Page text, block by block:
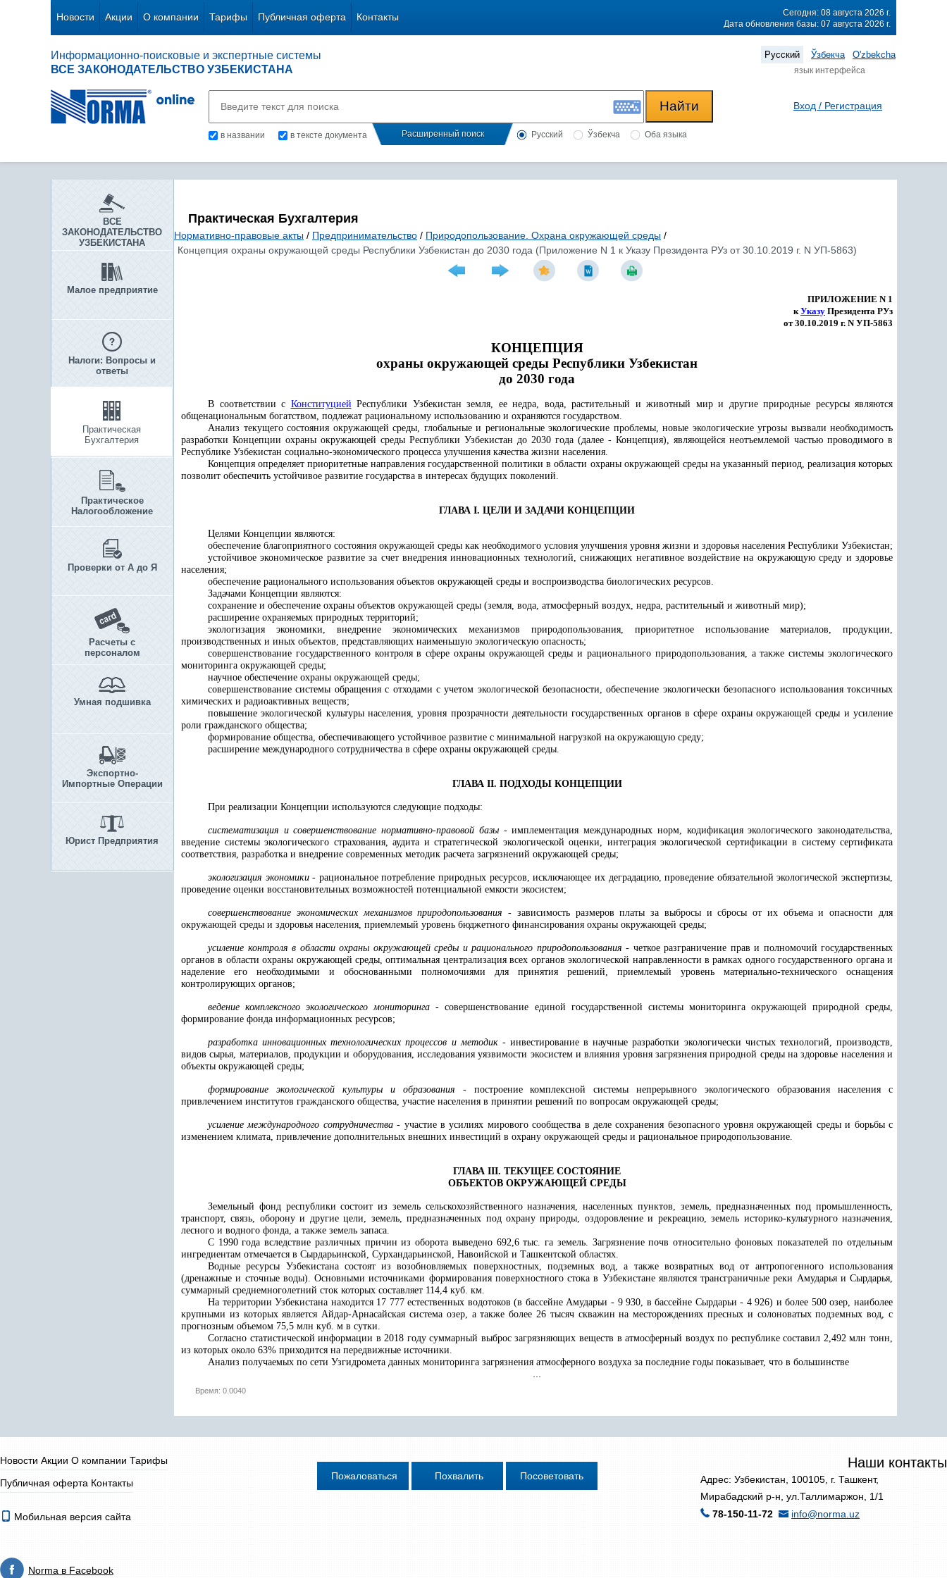
Новости Акции О компании Тарифы Публичная оферта Контакты
Сегодня: 08 августа 2026 г.
Дата обновления базы: 07 августа 2026 г.
Информационно-поисковые и экспертные системы
ВСЕ ЗАКОНОДАТЕЛЬСТВО УЗБЕКИСТАНА
Русский Ўзбекча O'zbekcha
язык интерфейса
в названии в тексте документа Расширенный поиск Русский Ўзбекча Оба языка
Вход / Регистрация
ВСЕ
ЗАКОНОДАТЕЛЬСТВО
УЗБЕКИСТАНА
Малое предприятие
Налоги: Вопросы и
ответы
Практическая
Бухгалтерия
Практическое
Налогообложение
Проверки от А до Я
Расчеты с
персоналом
Умная подшивка
Экспортно-
Импортные Операции
Юрист Предприятия
Практическая Бухгалтерия
Нормативно-правовые акты / Предпринимательство / Природопользование. Охрана окружающей среды /
Концепция охраны окружающей среды Республики Узбекистан до 2030 года (Приложение N 1 к Указу Президента РУз от 30.10.2019 г. N УП-5863)
ПРИЛОЖЕНИЕ N 1
кУказу Президента РУз
от 30.10.2019 г. N УП-5863
КОНЦЕПЦИЯ
охраны окружающей среды Республики Узбекистан
до 2030 года
В соответствии с Конституцией Республики Узбекистан земля, ее недра, вода, растительный и животный мир и другие природные ресурсы являются
общенациональным богатством, подлежат рациональному использованию и охраняются государством.
Анализ текущего состояния окружающей среды, глобальные и региональные экологические проблемы, новые экологические угрозы вызвали необходимость
разработки Концепции охраны окружающей среды Республики Узбекистан до 2030 года (далее - Концепция), являющейся неотъемлемой частью проводимого в
Республике Узбекистан социально-экономического процесса улучшения качества жизни населения.
Концепция определяет приоритетные направления государственной политики в области охраны окружающей среды на указанный период, реализация которых
позволит обеспечить устойчивое развитие государства в интересах будущих поколений.
ГЛАВА I. ЦЕЛИ И ЗАДАЧИ КОНЦЕПЦИИ
Целями Концепции являются:
обеспечение благоприятного состояния окружающей среды как необходимого условия улучшения уровня жизни и здоровья населения Республики Узбекистан;
устойчивое экономическое развитие за счет внедрения инновационных технологий, снижающих негативное воздействие на окружающую среду и здоровье
населения;
обеспечение рационального использования объектов окружающей среды и воспроизводства биологических ресурсов.
Задачами Концепции являются:
сохранение и обеспечение охраны объектов окружающей среды (земля, вода, атмосферный воздух, недра, растительный и животный мир);
расширение охраняемых природных территорий;
экологизация экономики, внедрение экономических механизмов природопользования, приоритетное использование материалов, продукции,
производственных и иных объектов, представляющих наименьшую экологическую опасность;
совершенствование государственного контроля в сфере охраны окружающей среды и рационального природопользования, а также системы экологического
мониторинга окружающей среды;
научное обеспечение охраны окружающей среды;
совершенствование системы обращения с отходами с учетом экологической безопасности, обеспечение экологически безопасного использования токсичных
химических и радиоактивных веществ;
повышение экологической культуры населения, уровня прозрачности деятельности государственных органов в сфере охраны окружающей среды и усиление
роли гражданского общества;
формирование общества, обеспечивающего устойчивое развитие с минимальной нагрузкой на окружающую среду;
расширение международного сотрудничества в сфере охраны окружающей среды.
ГЛАВА II. ПОДХОДЫ КОНЦЕПЦИИ
При реализации Концепции используются следующие подходы:
систематизация и совершенствование нормативно-правовой базы -имплементация международных норм, кодификация экологического законодательства,
введение системы экологического страхования, аудита и стратегической экологической оценки, интеграция экологической сертификации в систему сертификата
соответствия, разработка и внедрение современных методик расчета загрязнений окружающей среды;
экологизация экономики - рациональное потребление природных ресурсов, исключающее их деградацию, проведение обязательной экологической экспертизы,
проведение оценки восстановительных возможностей потенциальной емкости экосистем;
совершенствование экономических механизмов природопользования - зависимость размеров платы за выбросы и сбросы от их объема и опасности для
окружающей среды и здоровья населения, приемлемый уровень бюджетного финансирования охраны окружающей среды;
усиление контроля в области охраны окружающей среды и рационального природопользования - четкое разграничение прав и полномочий государственных
органов в области охраны окружающей среды, оптимальная централизация всех органов экологической направленности в рамках одного государственного органа и
наделение его необходимыми и обоснованными полномочиями для принятия решений, приемлемый уровень материально-технического оснащения
контролирующих органов;
ведение комплексного экологического мониторинга -совершенствование единой государственной системы мониторинга окружающей природной среды,
формирование фонда информационных ресурсов;
разработка инновационных технологических процессов и методик - инвестирование в научные разработки экологически чистых технологий, производств,
видов сырья, материалов, продукции и оборудования, исследования уязвимости экосистем и влияния уровня загрязнения природной среды на здоровье населения и
объекты окружающей среды;
формирование экологической культуры и образования - построение комплексной системы непрерывного экологического образования населения с
привлечением институтов гражданского общества, участие населения в принятии решений по вопросам окружающей среды;
усиление международного сотрудничества - участие в усилиях мирового сообщества в деле сохранения безопасного уровня окружающей среды и борьбы с
изменением климата, привлечение дополнительных внешних инвестиций в охрану окружающей среды и рациональное природопользование.
ГЛАВА III. ТЕКУЩЕЕ СОСТОЯНИЕ
ОБЪЕКТОВ ОКРУЖАЮЩЕЙ СРЕДЫ
Земельный фонд республики состоит из земель сельскохозяйственного назначения, населенных пунктов, земель, предназначенных под промышленность,
транспорт, связь, оборону и другие цели, земель, предназначенных под охрану природы, оздоровление и рекреацию, земель историко-культурного назначения,
лесного и водного фонда, а также земель запаса.
С 1990 года вследствие различных причин из оборота выведено 692,6 тыс. га земель. Загрязнение почв относительно фоновых показателей по отдельным
ингредиентам отмечается в Сырдарьинской, Сурхандарьинской, Навоийской и Ташкентской областях.
Водные ресурсы Узбекистана состоят из возобновляемых поверхностных, подземных вод, а также возвратных вод от антропогенного использования
(дренажные и сточные воды). Основными источниками формирования поверхностного стока в Узбекистане являются трансграничные реки Амударья и Сырдарья,
суммарный среднемноголетний сток которых составляет 114,4 куб. км.
На территории Узбекистана находится 17 777 естественных водотоков (в бассейне Амударьи - 9 930, в бассейне Сырдарьи - 4 926) и более 500 озер, наиболее
крупными из которых является Айдар-Арнасайская система озер, а также более 26 тысяч скважин на месторождениях пресных и солоноватых подземных вод, с
прогнозным объемом 75,5 млн куб. м в сутки.
Согласно статистической информации в 2018 году суммарный выброс загрязняющих веществ в атмосферный воздух по республике составил 2,492 млн тонн,
из которых около 63% приходится на передвижные источники.
Анализ получаемых по сети Узгидромета данных мониторинга загрязнения атмосферного воздуха за последние годы показывает, что в большинстве
Время: 0.0040
Новости Акции О компании Тарифы
Публичная оферта Контакты
Наши контакты
Адрес: Узбекистан, 100105, г. Ташкент,
Мирабадский р-н, ул.Таллимаржон, 1/1
78-150-11-72
info@norma.uz
Мобильная версия сайта
Norma в Facebook